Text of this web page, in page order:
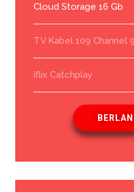
Cloud Storage 16 Gb
TV Kabel 109 Channel
iflix Catchplay